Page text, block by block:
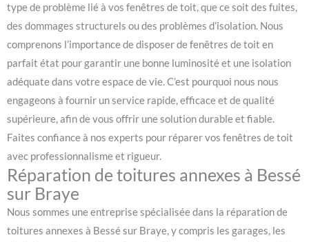
type de problème lié à vos fenêtres de toit, que ce soit des fuites,
des dommages structurels ou des problèmes d’isolation. Nous
comprenons l’importance de disposer de fenêtres de toit en
parfait état pour garantir une bonne luminosité et une isolation
adéquate dans votre espace de vie. C’est pourquoi nous nous
engageons à fournir un service rapide, efficace et de qualité
supérieure, afin de vous offrir une solution durable et fiable.
Faites confiance à nos experts pour réparer vos fenêtres de toit
avec professionnalisme et rigueur.
Réparation de toitures annexes à Bessé
sur Braye
Nous sommes une entreprise spécialisée dans la réparation de
toitures annexes à Bessé sur Braye, y compris les garages, les